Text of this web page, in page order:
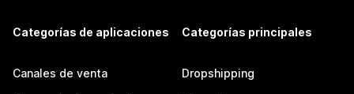
Categorías de aplicaciones
Canales de venta
Categorías principales
Dropshipping